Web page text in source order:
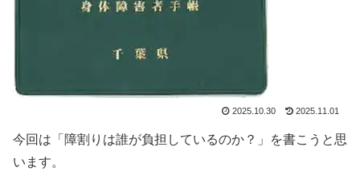
2025.10.30 2025.11.01
今回は「障割りは誰が負担しているのか？」を書こうと思
います。